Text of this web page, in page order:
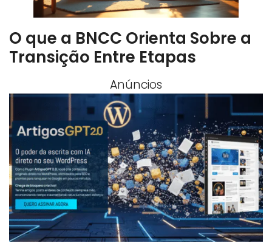
O que a BNCC Orienta Sobre a
Transição Entre Etapas
Anúncios